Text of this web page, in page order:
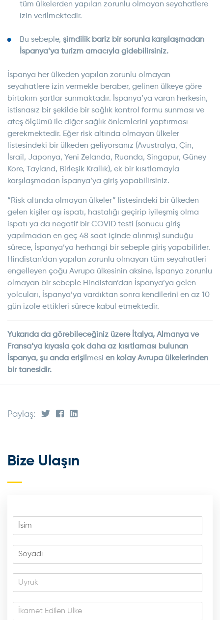
tüm ülkelerden yapılan zorunlu olmayan seyahatlere
izin verilmektedir.
Bu sebeple, şimdilik bariz bir sorunla karşılaşmadan
İspanya’ya turizm amacıyla gidebilirsiniz.
İspanya her ülkeden yapılan zorunlu olmayan
seyahatlere izin vermekle beraber, gelinen ülkeye göre
birtakım şartlar sunmaktadır. İspanya’ya varan herkesin,
istisnasız bir şekilde bir sağlık kontrol formu sunması ve
ateş ölçümü ile diğer sağlık önlemlerini yaptırması
gerekmektedir. Eğer risk altında olmayan ülkeler
listesindeki bir ülkeden geliyorsanız (Avustralya, Çin,
İsrail, Japonya, Yeni Zelanda, Ruanda, Singapur, Güney
Kore, Tayland, Birleşik Krallık), ek bir kısıtlamayla
karşılaşmadan İspanya’ya giriş yapabilirsiniz.
“Risk altında olmayan ülkeler” listesindeki bir ülkeden
gelen kişiler aşı ispatı, hastalığı geçirip iyileşmiş olma
ispatı ya da negatif bir COVID testi (sonucu giriş
yapılmadan en geç 48 saat içinde alınmış) sunduğu
sürece, İspanya’ya herhangi bir sebeple giriş yapabilirler.
Hindistan’dan yapılan zorunlu olmayan tüm seyahatleri
engelleyen çoğu Avrupa ülkesinin aksine, İspanya zorunlu
olmayan bir sebeple Hindistan’dan İspanya’ya gelen
yolcuları, İspanya’ya vardıktan sonra kendilerini en az 10
gün izole ettikleri sürece kabul etmektedir.
Yukarıda da görebileceğiniz üzere İtalya, Almanya ve
Fransa’ya kıyasla çok daha az kısıtlaması bulunan
İspanya, şu anda erişilmesi en kolay Avrupa ülkelerinden
bir tanesidir.
Paylaş:
Bize Ulaşın